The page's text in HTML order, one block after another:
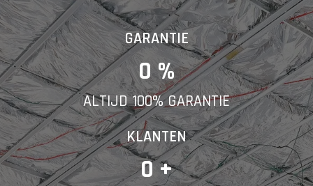
Vorige Volgende
E-mail
Telefoonnummer
GARANTIE
0 %
ALTIJD 100% GARANTIE
KLANTEN
0 +